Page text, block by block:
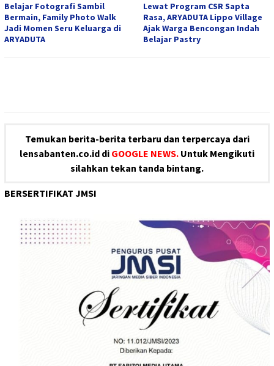
Belajar Fotografi Sambil
Bermain, Family Photo Walk
Jadi Momen Seru Keluarga di
ARYADUTA
Lewat Program CSR Sapta
Rasa, ARYADUTA Lippo Village
Ajak Warga Bencongan Indah
Belajar Pastry
Temukan berita-berita terbaru dan terpercaya dari
lensabanten.co.id di GOOGLE NEWS. Untuk Mengikuti
silahkan tekan tanda bintang.
BERSERTIFIKAT JMSI